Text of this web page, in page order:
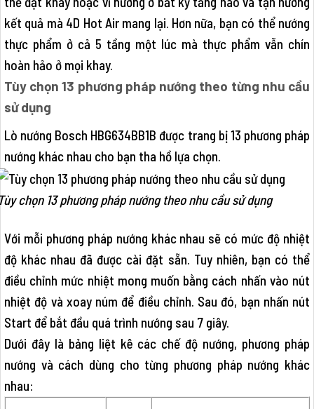
kết quả mà 4D Hot Air mang lại. Hơn nữa, bạn có thể nướng
thực phẩm ở cả 5 tầng một lúc mà thực phẩm vẫn chín
hoàn hảo ở mọi khay.
Tùy chọn 13 phương pháp nướng theo từng nhu cầu
sử dụng
Lò nướng Bosch HBG634BB1B được trang bị 13 phương pháp
nướng khác nhau cho bạn tha hồ lựa chọn.
chọn 13 phương pháp nướng theo nhu cầu sử dụng
Với mỗi phương pháp nướng khác nhau sẽ có mức độ nhiệt
độ khác nhau đã được cài đặt sẵn. Tuy nhiên, bạn có thể
điều chỉnh mức nhiệt mong muốn bằng cách nhấn vào nút
nhiệt độ và xoay núm để điều chỉnh. Sau đó, bạn nhấn nút
Start để bắt đầu quá trình nướng sau 7 giây.
Dưới đây là bảng liệt kê các chế độ nướng, phương pháp
nướng và cách dùng cho từng phương pháp nướng khác
nhau: